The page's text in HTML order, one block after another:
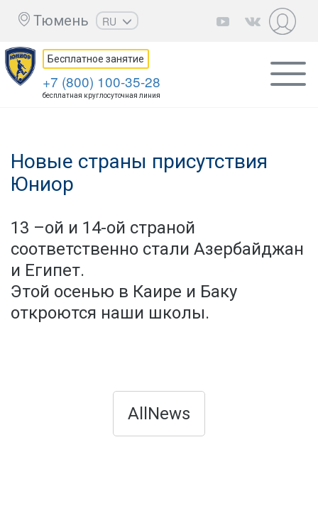
Тюмень
RU
EN
UZ
KZ
Бесплатное занятие
+7 (800) 100-35-28
бесплатная круглосуточная линия
Новые страны присутствия
Юниор
13 –ой и 14-ой страной
соответственно стали Азербайджан
и Египет.
Этой осенью в Каире и Баку
откроются наши школы.
AllNews